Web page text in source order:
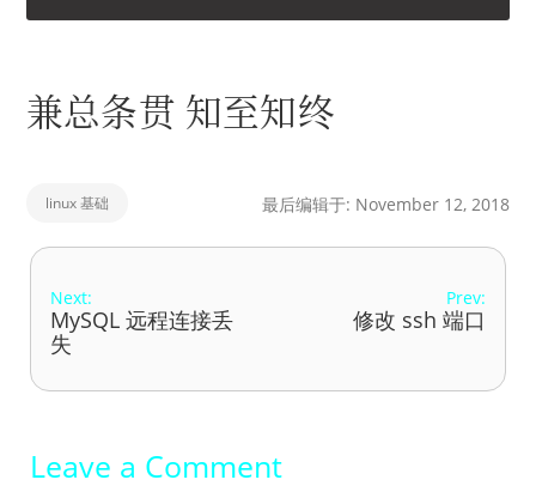
兼总条贯 知至知终
linux 基础 最后编辑于: November 12, 2018
Next:
MySQL 远程连接丢
失
Prev:
修改 ssh 端口
Leave a Comment